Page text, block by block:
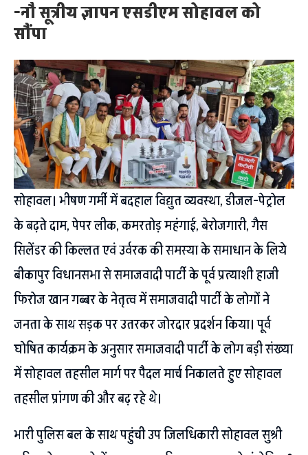
-नौ सूत्रीय ज्ञापन एसडीएम सोहावल को
सौंपा
सोहावल। भीषण गर्मी में बदहाल विद्युत व्यवस्था, डीजल-पेट्रोल
के बढ़ते दाम, पेपर लीक, कमरतोड़ महंगाई, बेरोजगारी, गैस
सिलेंडर की किल्लत एवं उर्वरक की समस्या के समाधान के लिये
बीकापुर विधानसभा से समाजवादी पार्टी के पूर्व प्रत्याशी हाजी
फिरोज खान गब्बर के नेतृत्व में समाजवादी पार्टी के लोगों ने
जनता के साथ सड़क पर उतरकर जोरदार प्रदर्शन किया। पूर्व
घोषित कार्यक्रम के अनुसार समाजवादी पार्टी के लोग बड़ी संख्या
में सोहावल तहसील मार्ग पर पैदल मार्च निकालते हुए सोहावल
तहसील प्रांगण की और बढ़ रहे थे।
भारी पुलिस बल के साथ पहुंची उप जिलधिकारी सोहावल सुश्री